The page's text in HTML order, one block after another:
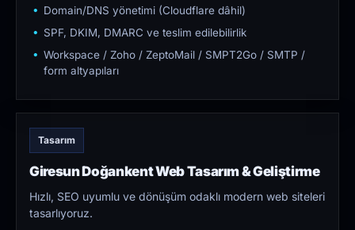
Domain/DNS yönetimi (Cloudflare dâhil)
SPF, DKIM, DMARC ve teslim edilebilirlik
Workspace / Zoho / ZeptoMail / SMPT2Go / SMTP /
form altyapıları
Tasarım
Giresun Doğankent Web Tasarım & Geliştirme
Hızlı, SEO uyumlu ve dönüşüm odaklı modern web siteleri
tasarlıyoruz.